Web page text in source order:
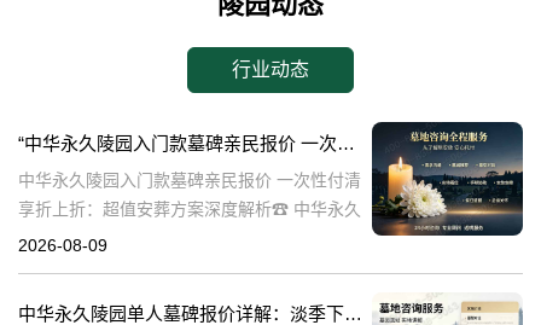
行业动态
“中华永久陵园入门款墓碑亲民报价 一次性付清享折上折：超值安葬方案深度解析”
中华永久陵园入门款墓碑亲民报价 一次性付清
享折上折：超值安葬方案深度解析☎ 中华永久
陵园电话:400-838-5063在人生的旅程中，我们
2026-08-09
中华永久陵园单人墓碑报价详解：淡季下单享数千元优惠